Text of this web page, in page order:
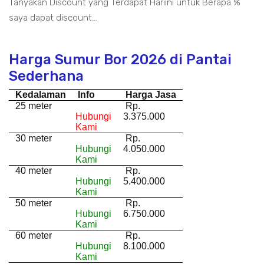
Tanyakan Discount yang Terdapat Hariini untuk Berapa %
saya dapat discount...
Harga Sumur Bor 2026 di Pantai
Sederhana
Kedalaman Info
Harga Jasa
25 meter
Hubungi
Kami
Rp.
3.375.000
30 meter
Hubungi
Kami
Rp.
4.050.000
40 meter
Hubungi
Kami
Rp.
5.400.000
50 meter
Hubungi
Kami
Rp.
6.750.000
60 meter
Hubungi
Kami
Rp.
8.100.000